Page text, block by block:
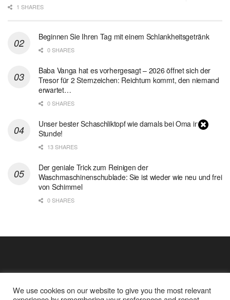
1 SHARES
Beginnen Sie Ihren Tag mit einem Schlankheitsgetränk
0 SHARES
Baba Vanga hat es vorhergesagt – 2026 öffnet sich der
Tresor für 2 Sternzeichen: Reichtum kommt, den niemand
erwartet…
0 SHARES
Unser bester Schaschliktopf wie damals bei Oma in 1
Stunde!
13 SHARES
Der geniale Trick zum Reinigen der
Waschmaschinenschublade: Sie ist wieder wie neu und frei
von Schimmel
0 SHARES
We use cookies on our website to give you the most relevant